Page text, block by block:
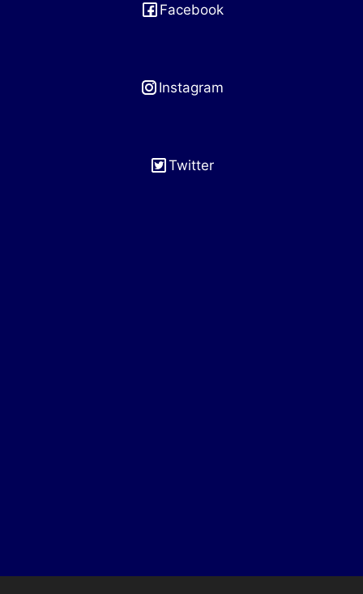
Facebook
Instagram
Twitter